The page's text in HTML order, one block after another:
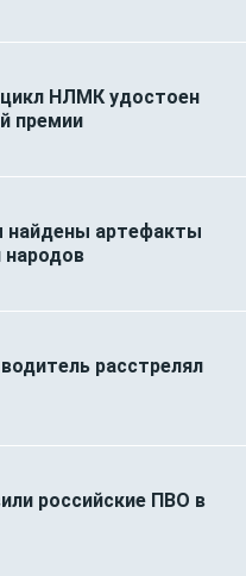
НЛМК удостоен
премии
найдены артефакты
народов
расстрелял
российские ПВО в